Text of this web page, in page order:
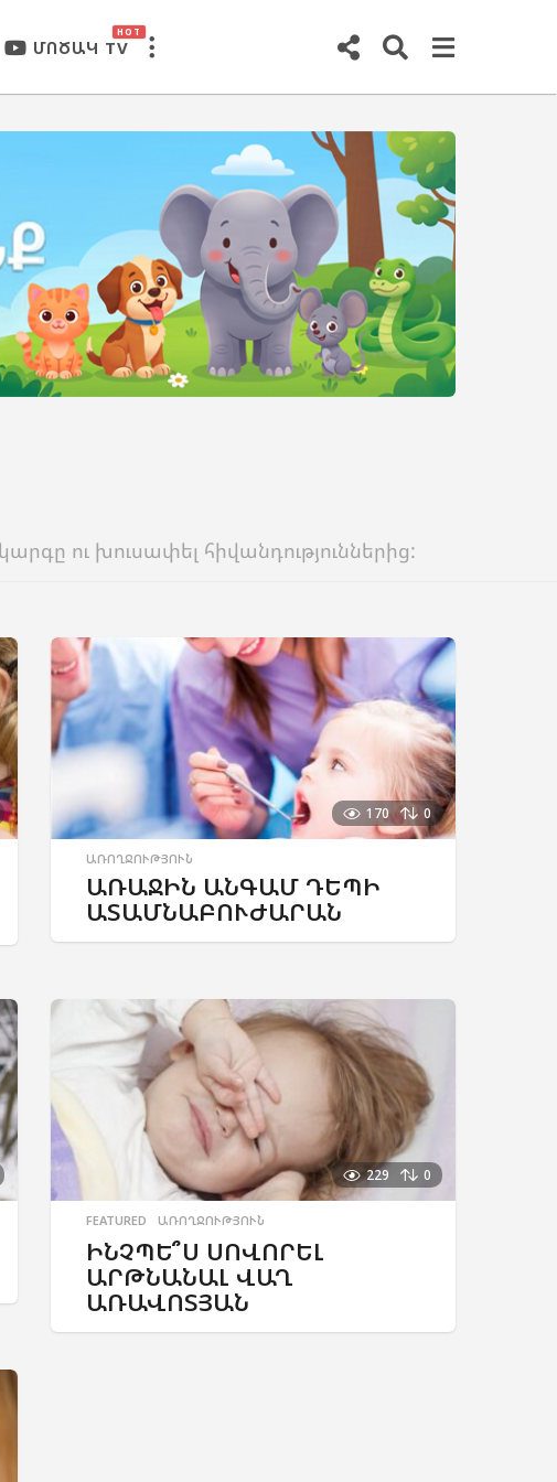
ՄՈԾԱԿ TV
HOT
ու խուսափել հիվանդություններից:
170 0
ԱՌՈՂՋՈՒԹՅՈՒՆ
ԱՌԱՋԻՆ ԱՆԳԱՄ ԴԵՊԻ
ԱՏԱՄՆԱԲՈՒԺԱՐԱՆ
229 0
FEATURED ,ԱՌՈՂՋՈՒԹՅՈՒՆ
ԻՆՉՊԵ՞Ս ՍՈՎՈՐԵԼ
ԱՐԹՆԱՆԱԼ ՎԱՂ
ԱՌԱՎՈՏՅԱՆ